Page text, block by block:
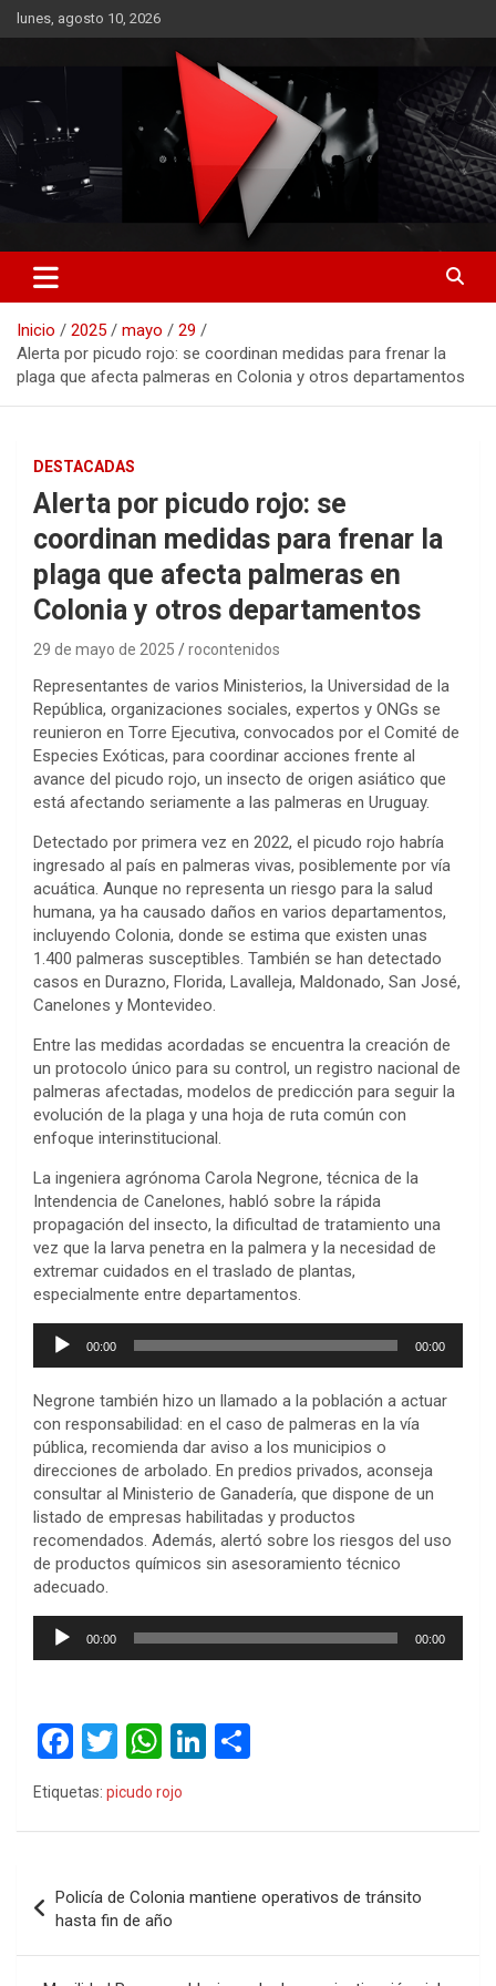
Saltar
al
lunes, agosto 10, 2026
RO CONTENIDOS
Inicio 2025 mayo
29
Alerta por picudo rojo: se coordinan medidas para frenar la
plaga que afecta palmeras en Colonia y otros departamentos
DESTACADAS
Alerta por picudo rojo: se
coordinan medidas para frenar la
plaga que afecta palmeras en
Colonia y otros departamentos
29 de mayo de 2025 rocontenidos
Representantes de varios Ministerios, la Universidad de la
República, organizaciones sociales, expertos y ONGs se
reunieron en Torre Ejecutiva, convocados por el Comité de
Especies Exóticas, para coordinar acciones frente al
avance del picudo rojo, un insecto de origen asiático que
está afectando seriamente a las palmeras en Uruguay.
Detectado por primera vez en 2022, el picudo rojo habría
ingresado al país en palmeras vivas, posiblemente por vía
acuática. Aunque no representa un riesgo para la salud
humana, ya ha causado daños en varios departamentos,
incluyendo Colonia, donde se estima que existen unas
1.400 palmeras susceptibles. También se han detectado
casos en Durazno, Florida, Lavalleja, Maldonado, San José,
Canelones y Montevideo.
Entre las medidas acordadas se encuentra la creación de
un protocolo único para su control, un registro nacional de
palmeras afectadas, modelos de predicción para seguir la
evolución de la plaga y una hoja de ruta común con
enfoque interinstitucional.
La ingeniera agrónoma Carola Negrone, técnica de la
Intendencia de Canelones, habló sobre la rápida
propagación del insecto, la dificultad de tratamiento una
vez que la larva penetra en la palmera y la necesidad de
extremar cuidados en el traslado de plantas,
especialmente entre departamentos.
Reproductor
00:00 00:00
Negrone también hizo un llamado a la población a actuar
con responsabilidad: en el caso de palmeras en la vía
pública, recomienda dar aviso a los municipios o
direcciones de arbolado. En predios privados, aconseja
consultar al Ministerio de Ganadería, que dispone de un
listado de empresas habilitadas y productos
recomendados. Además, alertó sobre los riesgos del uso
de productos químicos sin asesoramiento técnico
adecuado.
Reproductor
00:00 00:00
F
a
ce
o
o
k
T
wi
tt
W
h
at
A
p
p
Li
n
tir
Etiquetas: picudo rojo
de
entradas
Policía de Colonia mantiene operativos de tránsito
hasta fin de año